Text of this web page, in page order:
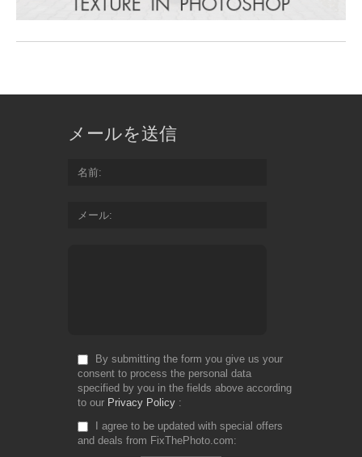
メールを送信
名前
メール
By submitting the form you give us your
consent to process the personal data
specified by you in the fields above according
to our Privacy Policy
I agree to be updated with special offers
and deals from FixThePhoto.com